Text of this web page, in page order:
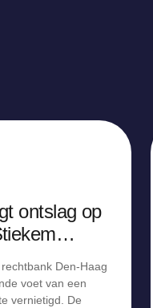
ontslag op
Den-Haag
voet van een
vernietigd. De